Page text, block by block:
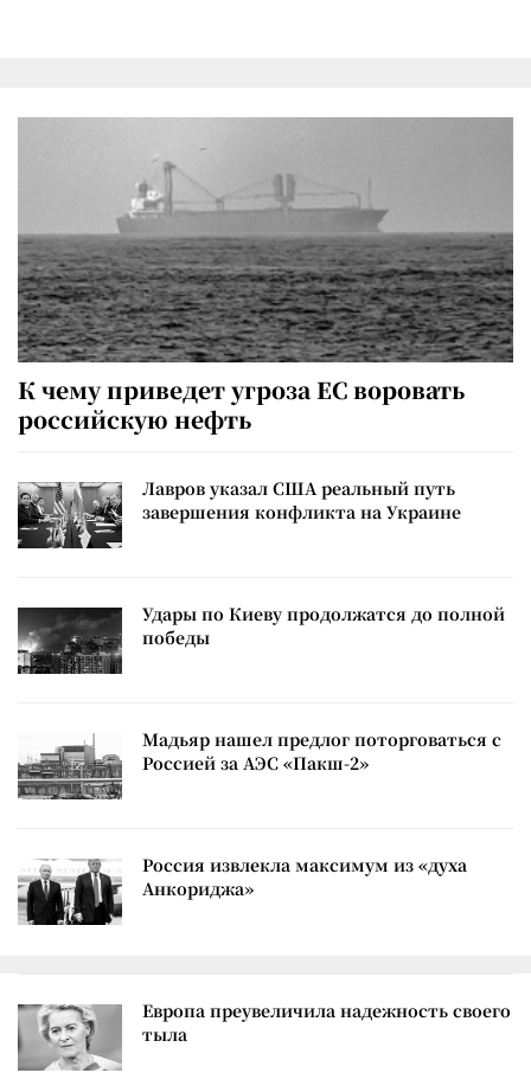
К чему приведет угроза ЕС воровать
российскую нефть
Лавров указал США реальный путь
завершения конфликта на Украине
Удары по Киеву продолжатся до полной
победы
Мадьяр нашел предлог поторговаться с
Россией за АЭС «Пакш-2»
Россия извлекла максимум из «духа
Анкориджа»
Европа преувеличила надежность своего
тыла